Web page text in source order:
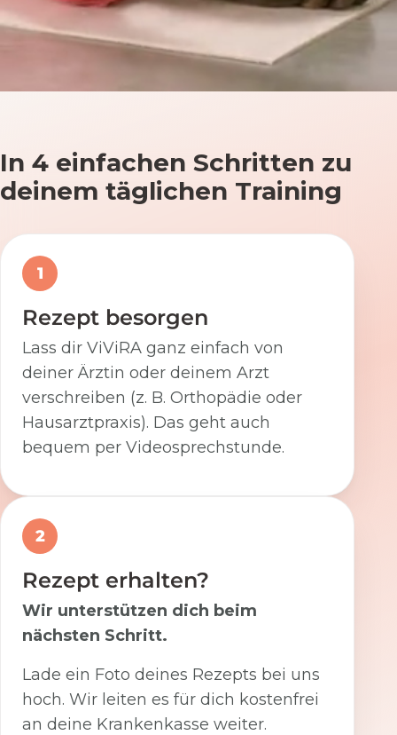
In 4 einfachen Schritten zu
deinem täglichen Training
1
Rezept besorgen
Lass dir ViViRA ganz einfach von
deiner Ärztin oder deinem Arzt
verschreiben (z. B. Orthopädie oder
Hausarztpraxis). Das geht auch
bequem per Videosprechstunde.
2
Rezept erhalten?
Wir unterstützen dich beim
nächsten Schritt.
Lade ein Foto deines Rezepts bei uns
hoch. Wir leiten es für dich kostenfrei
an deine Krankenkasse weiter.